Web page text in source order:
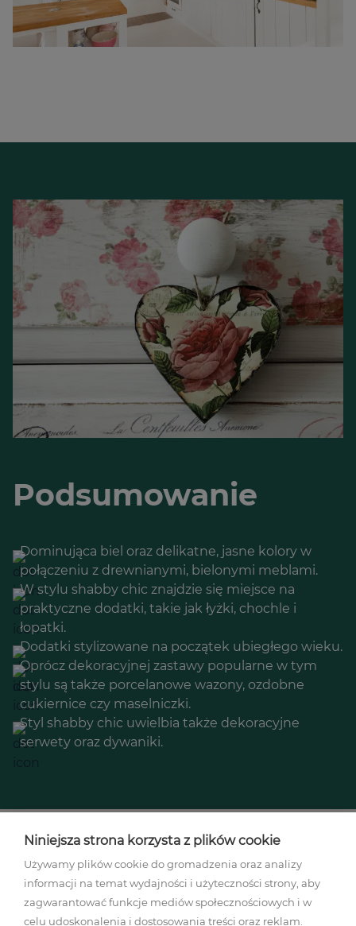
Podsumowanie
Dominująca biel oraz delikatne, jasne kolory w
połączeniu z drewnianymi, bielonymi meblami.
W stylu shabby chic znajdzie się miejsce na
praktyczne dodatki, takie jak łyżki, chochle i
łopatki.
Dodatki stylizowane na początek ubiegłego wieku.
Oprócz dekoracyjnej zastawy popularne w tym
stylu są także porcelanowe wazony, ozdobne
cukiernice czy maselniczki.
Styl shabby chic uwielbia także dekoracyjne
serwety oraz dywaniki.
Regulamin akcji promocyjnej
Polityka prywatności
Niniejsza strona korzysta z plików cookie
Używamy plików cookie do gromadzenia oraz analizy
informacji na temat wydajności i użyteczności strony, aby
zagwarantować funkcje mediów społecznościowych i w
celu udoskonalenia i dostosowania treści oraz reklam.